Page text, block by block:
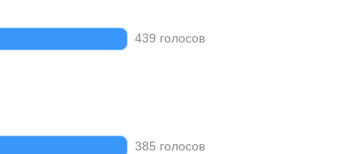
439 голосов
385 голосов